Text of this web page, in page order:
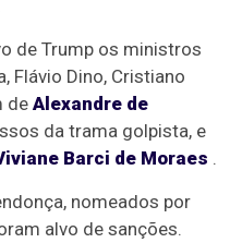
de Trump os ministros
Flávio Dino, Cristiano
deAlexandre de
da trama golpista, e
Barci de Moraes .
nomeados por
alvo de sanções.